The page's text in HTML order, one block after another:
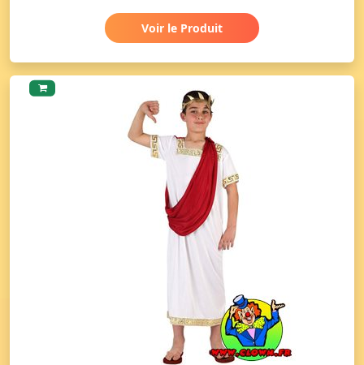
Voir le Produit